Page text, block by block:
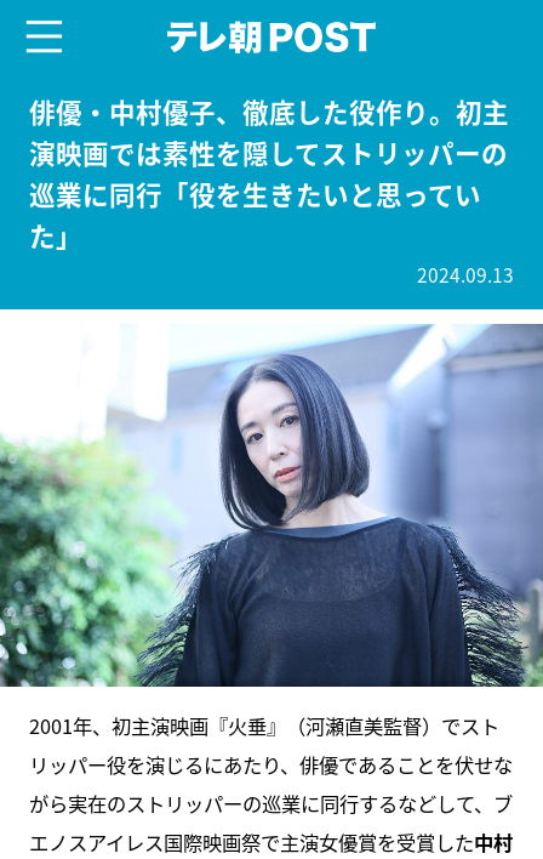
俳優・中村優子、徹底した役作り。初主
演映画では素性を隠してストリッパーの
巡業に同行「役を生きたいと思ってい
た」
2024.09.13
2001年、初主演映画『火垂』（河瀬直美監督）でスト
リッパー役を演じるにあたり、俳優であることを伏せな
がら実在のストリッパーの巡業に同行するなどして、ブ
エノスアイレス国際映画祭で主演女優賞を受賞した中村